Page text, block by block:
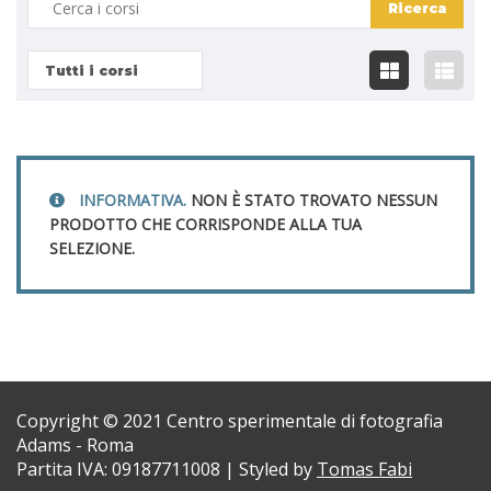
Tutti i corsi
INFORMATIVA. NON È STATO TROVATO NESSUN
PRODOTTO CHE CORRISPONDE ALLA TUA
SELEZIONE.
Copyright © 2021 Centro sperimentale di fotografia
Adams - Roma
Partita IVA: 09187711008 | Styled by Tomas Fabi